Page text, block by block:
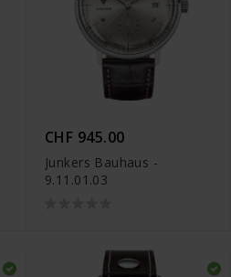
CHF 945.00
Junkers Bauhaus -
9.11.01.03